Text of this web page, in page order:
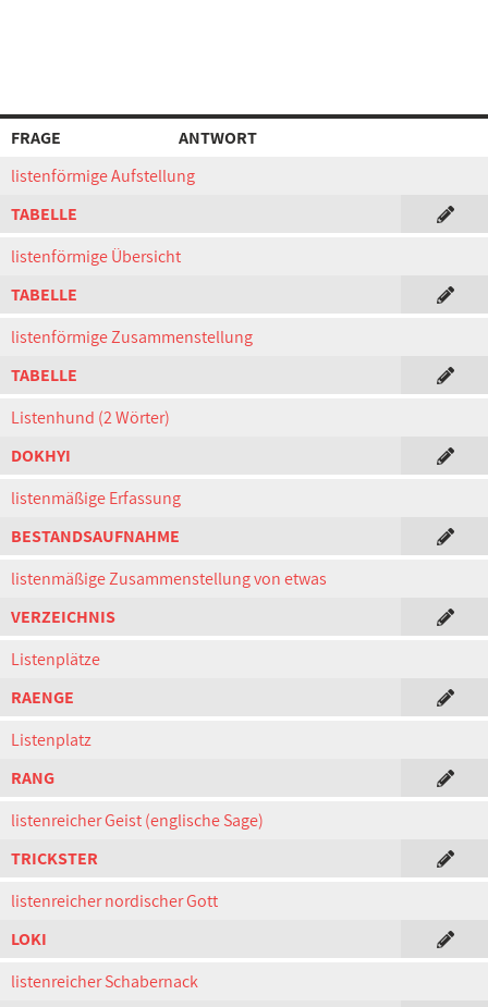
FRAGE
ANTWORT
listenförmige Aufstellung
TABELLE
listenförmige Übersicht
TABELLE
listenförmige Zusammenstellung
TABELLE
Listenhund (2 Wörter)
DOKHYI
listenmäßige Erfassung
BESTANDSAUFNAHME
listenmäßige Zusammenstellung von etwas
VERZEICHNIS
Listenplätze
RAENGE
Listenplatz
RANG
listenreicher Geist (englische Sage)
TRICKSTER
listenreicher nordischer Gott
LOKI
listenreicher Schabernack